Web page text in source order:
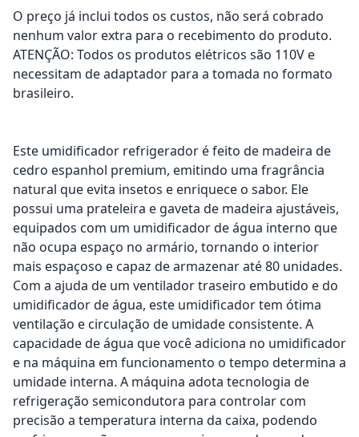
O preço já inclui todos os custos, não será cobrado
nenhum valor extra para o recebimento do produto.
ATENÇÃO: Todos os produtos elétricos são 110V e
necessitam de adaptador para a tomada no formato
brasileiro.
Este umidificador refrigerador é feito de madeira de
cedro espanhol premium, emitindo uma fragrância
natural que evita insetos e enriquece o sabor. Ele
possui uma prateleira e gaveta de madeira ajustáveis,
equipados com um umidificador de água interno que
não ocupa espaço no armário, tornando o interior
mais espaçoso e capaz de armazenar até 80 unidades.
Com a ajuda de um ventilador traseiro embutido e do
umidificador de água, este umidificador tem ótima
ventilação e circulação de umidade consistente. A
capacidade de água que você adiciona no umidificador
e na máquina em funcionamento o tempo determina a
umidade interna. A máquina adota tecnologia de
refrigeração semicondutora para controlar com
precisão a temperatura interna da caixa, podendo